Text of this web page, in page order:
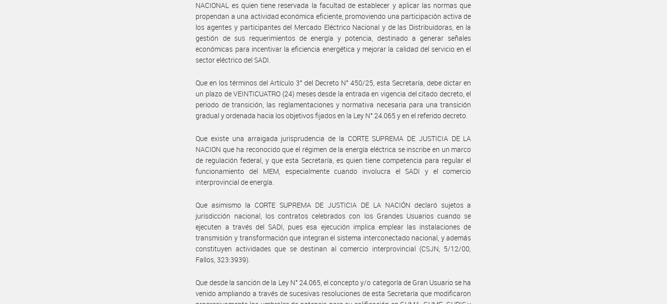
NACIONAL es quien tiene reservada la facultad de establecer y aplicar las normas que
propendan a una actividad económica eficiente, promoviendo una participación activa de
los agentes y participantes del Mercado Eléctrico Nacional y de las Distribuidoras, en la
gestión de sus requerimientos de energía y potencia, destinado a generar señales
económicas para incentivar la eficiencia energética y mejorar la calidad del servicio en el
sector eléctrico del SADI.
Que en los términos del Artículo 3° del Decreto N° 450/25, esta Secretaría, debe dictar en
un plazo de VEINTICUATRO (24) meses desde la entrada en vigencia del citado decreto, el
periodo de transición, las reglamentaciones y normativa necesaria para una transición
gradual y ordenada hacia los objetivos fijados en la Ley N° 24.065 y en el referido decreto.
Que existe una arraigada jurisprudencia de la CORTE SUPREMA DE JUSTICIA DE LA
NACION que ha reconocido que el régimen de la energía eléctrica se inscribe en un marco
de regulación federal, y que esta Secretaría, es quien tiene competencia para regular el
funcionamiento del MEM, especialmente cuando involucra el SADI y el comercio
interprovincial de energía.
Que asimismo la CORTE SUPREMA DE JUSTICIA DE LA NACIÓN declaró sujetos a
jurisdicción nacional, los contratos celebrados con los Grandes Usuarios cuando se
ejecuten a través del SADI, pues esa ejecución implica emplear las instalaciones de
transmisión y transformación que integran el sistema interconectado nacional, y además
constituyen actividades que se destinan al comercio interprovincial (CSJN, 5/12/00,
Fallos, 323:3939).
Que desde la sanción de la Ley N° 24.065, el concepto y/o categoría de Gran Usuario se ha
venido ampliando a través de sucesivas resoluciones de esta Secretaría que modificaron